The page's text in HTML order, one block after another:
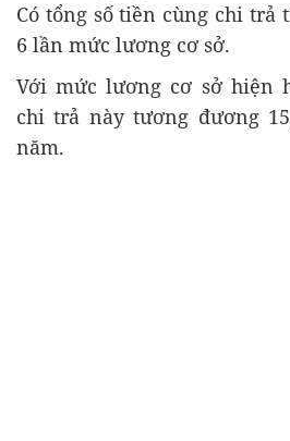
Có tổng số tiền cùng chi trả
6 lần mức lương cơ sở.
Với mức lương cơ sở hiện
chi trả này tương đương
năm.